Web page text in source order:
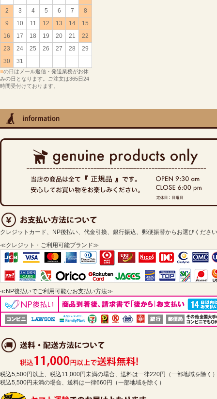
2
3 4 5 6 7
8
9
10 11 12 13 14
15
16
17 18 19 20 21
22
23
24 25 26 27 28
29
30
31
■の日はメール返信・発送業務がお休
みの日となります。ご注文は365日24
時間受付けております。
クレジットカード、NP後払い、代金引換、銀行振込、郵便振替からお選びくださ
≪クレジット・ご利用可能ブランド≫
≪NP後払いでご利用可能なお支払い方法≫
税込5,500円以上、税込11,000円未満の場合、送料は一律220円（一部地域を除く
税込5,500円未満の場合、送料は一律660円（一部地域を除く）